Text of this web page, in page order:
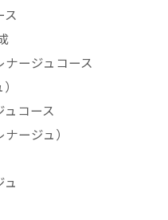
ス
ナージュコース
ュコース
ージュ）